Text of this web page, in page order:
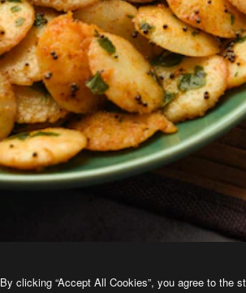
By clicking “Accept All Cookies”, you agree to the